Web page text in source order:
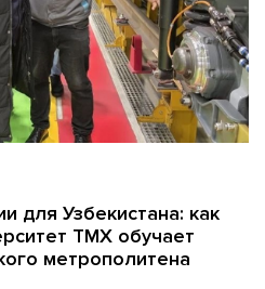
для Узбекистана: как
ТМХ обучает
метрополитена